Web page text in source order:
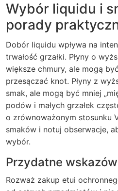
Wybór liquidu i
porady
Dobór liquidu wpływa na
trwałość grzałki. Płyny o
większe chmury, ale mogą
przesączać knot. Płyny z
smak, ale mogą być mniej
podów i małych grzałek
o zrównoważonym stosunku
smaków i notuj obserwacje,
wybór.
Przydatne
Rozważ zakup etui